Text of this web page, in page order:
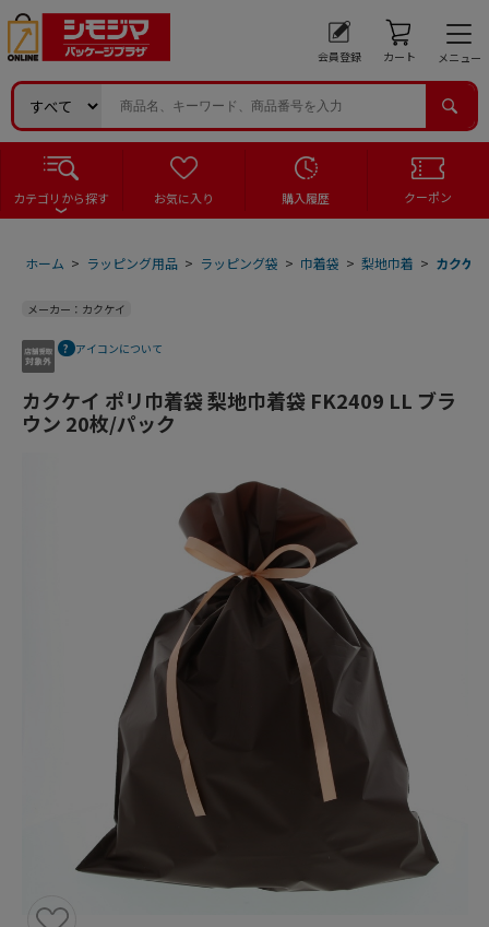
会員登録 カート メニュー
カテゴリから探す お気に入り 購入履歴 クーポン
ホーム > ラッピング用品 > ラッピング袋 > 巾着袋 > 梨地巾着 > カクケ
メーカー：カクケイ
アイコンについて
カクケイ ポリ巾着袋 梨地巾着袋 FK2409 LL ブラ
ウン 20枚/パック